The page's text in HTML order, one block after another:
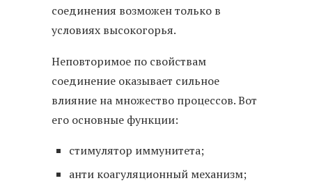
соединения возможен только в
условиях высокогорья.
Неповторимое по свойствам
соединение оказывает сильное
влияние на множество процессов. Вот
его основные функции:
стимулятор иммунитета;
анти коагуляционный механизм;